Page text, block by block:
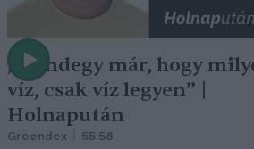
„Mindegy már, hogy
víz, csak víz legyen” |
Holnapután
Greendex 55:58